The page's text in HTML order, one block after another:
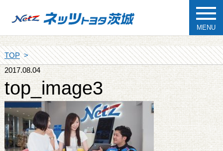
MENU
TOP
2017.08.04
top_image3